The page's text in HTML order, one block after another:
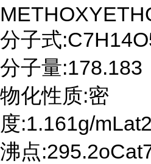
分子式
分子量:178.183
物化性质:密
度:1.161g/
沸点